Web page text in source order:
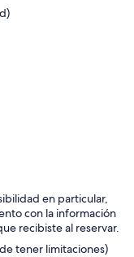
en particular,
con la información
recibiste al reservar.
tener limitaciones)